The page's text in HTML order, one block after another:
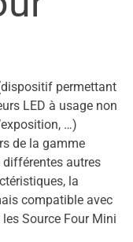
permettant
LED à usage non
…)
de la gamme
différentes autres
la
compatible avec
Source Four Mini